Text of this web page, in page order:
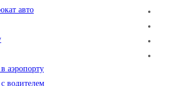
авто
аэропорту
водителем